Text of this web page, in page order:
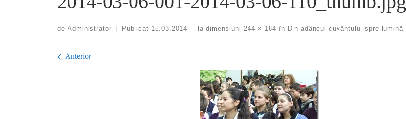
de Administrator | Publicat 15.03.2014 - la dimensiuni 244 × 184 în Din adâncul cuvântului spre lumină
Navigare în imagini
Anterior